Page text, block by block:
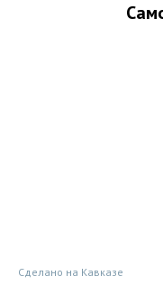
Сделано на Кавказе